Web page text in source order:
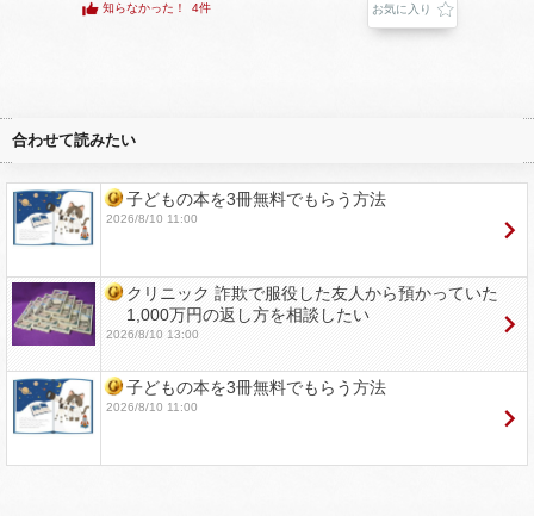
知らなかった！ 4件 お気に入り
合わせて読みたい
子どもの本を3冊無料でもらう方法
2026/8/10 11:00
クリニック 詐欺で服役した友人から預かっていた
1,000万円の返し方を相談したい
2026/8/10 13:00
子どもの本を3冊無料でもらう方法
2026/8/10 11:00